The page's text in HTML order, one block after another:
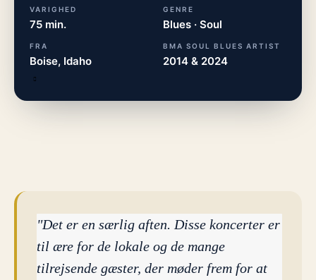
VARIGHED
75 min.
GENRE
Blues · Soul
FRA
Boise, Idaho
BMA SOUL BLUES ARTIST
2014 & 2024
"Det er en særlig aften. Disse koncerter er
til ære for de lokale og de mange
tilrejsende gæster, der møder frem for at